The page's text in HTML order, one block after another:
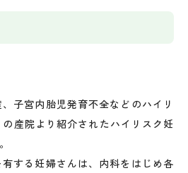
子宮内胎児発育不全などのハイリ
産院より紹介されたハイリスク妊
する妊婦さんは、内科をはじめ各